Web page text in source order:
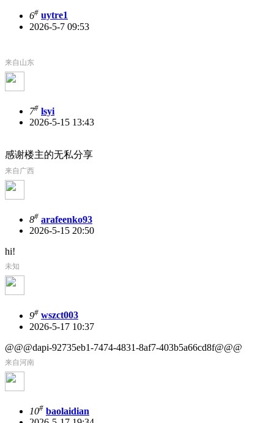
6# uytre1
2026-5-7 09:53
来自山东
7# lsyi
2026-5-15 13:43
感谢楼主的无私分享
来自广西
8# arafeenko93
2026-5-15 20:50
hi!
未知
9# wszct003
2026-5-17 10:37
@@@dapi-92735eb1-7474-4831-8af7-403b5a66cd8f@@@
来自河南
10# baolaidian